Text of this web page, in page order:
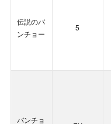
伝説のバ
ンチョー
5
バンチョ